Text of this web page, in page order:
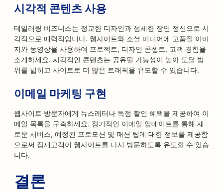
시각적 콘텐츠 사용
테일러링 비즈니스는 정교한 디자인과 섬세한 장인 정신으로 시
각적으로 매력적입니다. 웹사이트와 소셜 미디어에 고품질 이미
지와 동영상을 사용하여 프로젝트, 디자인 콘셉트, 고객 경험을
소개하세요. 시각적인 콘텐츠는 공유될 가능성이 높아 도달 범
위를 넓히고 사이트로 더 많은 트래픽을 유도할 수 있습니다.
이메일 마케팅 구현
웹사이트 방문자에게 뉴스레터나 독점 할인 혜택을 제공하여 이
메일 목록을 구축하세요. 정기적인 이메일 업데이트를 통해 새
로운 서비스, 예정된 프로모션 및 패션 팁에 대한 정보를 제공함
으로써 잠재고객이 웹사이트를 다시 방문하도록 유도할 수 있습
니다.
결론